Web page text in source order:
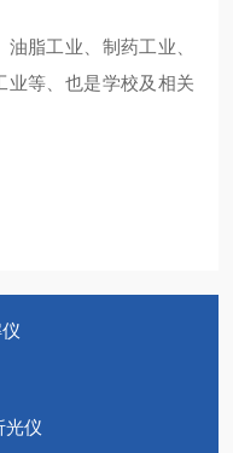
脂工业、制药工业、
业等、也是学校及相关
光仪